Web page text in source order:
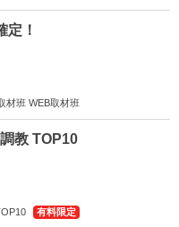
定！
材班 WEB取材班
教 TOP10
有料限定